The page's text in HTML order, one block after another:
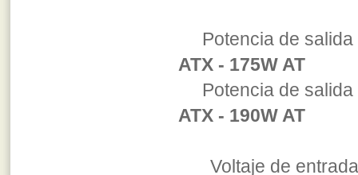
Potencia de
ATX - 175W AT
Potencia de
ATX - 190W AT
Voltaje de